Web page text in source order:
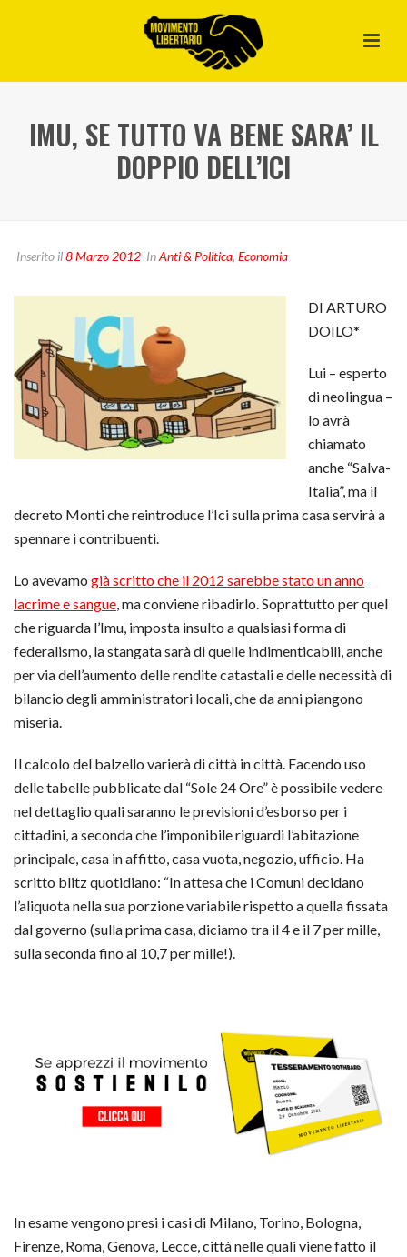
IMU, SE TUTTO VA BENE SARA’ IL
DOPPIO DELL’ICI
Inserito il8 Marzo 2012 InAnti & Politica, Economia
DI ARTURO
DOILO*
Lui – esperto
di neolingua –
lo avrà
chiamato
anche “Salva-
Italia”, ma il
decreto Monti che reintroduce l’Ici sulla prima casa servirà a
spennare i contribuenti.
Lo avevamo già scritto che il 2012 sarebbe stato un anno
lacrime e sangue, ma conviene ribadirlo. Soprattutto per quel
che riguarda l’Imu, imposta insulto a qualsiasi forma di
federalismo, la stangata sarà di quelle indimenticabili, anche
per via dell’aumento delle rendite catastali e delle necessità di
bilancio degli amministratori locali, che da anni piangono
miseria.
Il calcolo del balzello varierà di città in città. Facendo uso
delle tabelle pubblicate dal “Sole 24 Ore” è possibile vedere
nel dettaglio quali saranno le previsioni d’esborso per i
cittadini, a seconda che l’imponibile riguardi l’abitazione
principale, casa in affitto, casa vuota, negozio, ufficio. Ha
scritto blitz quotidiano: “In attesa che i Comuni decidano
l’aliquota nella sua porzione variabile rispetto a quella fissata
dal governo (sulla prima casa, diciamo tra il 4 e il 7 per mille,
sulla seconda fino al 10,7 per mille!).
In esame vengono presi i casi di Milano, Torino, Bologna,
Firenze, Roma, Genova, Lecce, città nelle quali viene fatto il